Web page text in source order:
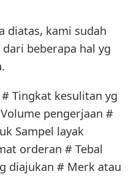
diatas, kami sudah
beberapa hal yg
Tingkat kesulitan yg
pengerjaan #
Sampel layak
orderan # Tebal
diajukan # Merk atau